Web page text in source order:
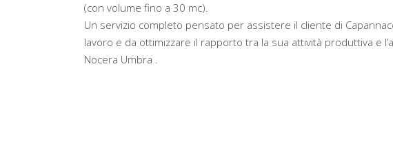
(con volume fino a 30 mc).
Un servizio completo pensato per assistere il cliente di
lavoro e da ottimizzare il rapporto tra la sua attività produttiva e
Nocera Umbra .